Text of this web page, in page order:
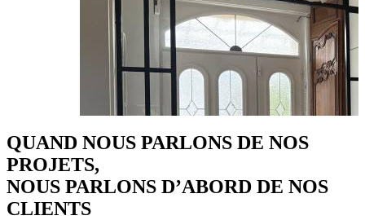
QUAND NOUS PARLONS DE NOS
PROJETS,
NOUS PARLONS D’ABORD DE NOS
CLIENTS